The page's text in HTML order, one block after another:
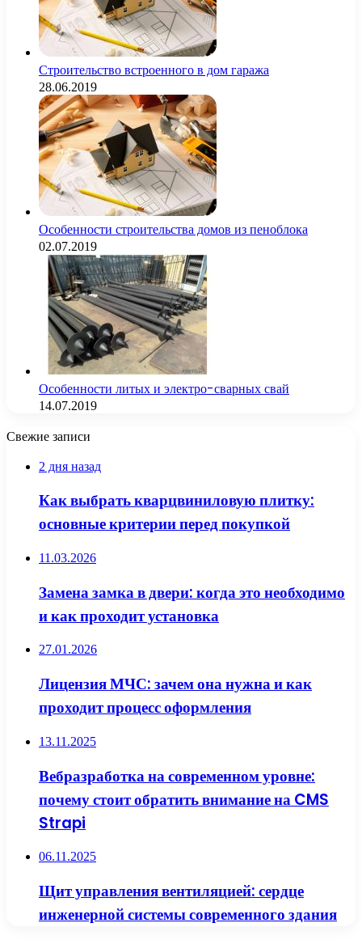
Строительство встроенного в дом гаража
28.06.2019
Особенности строительства домов из пеноблока
02.07.2019
Особенности литых и электро-сварных свай
14.07.2019
Свежие записи
2 дня назад
Как выбрать кварцвиниловую плитку:
основные критерии перед покупкой
11.03.2026
Замена замка в двери: когда это необходимо
и как проходит установка
27.01.2026
Лицензия МЧС: зачем она нужна и как
проходит процесс оформления
13.11.2025
Вебразработка на современном уровне:
почему стоит обратить внимание на CMS
Strapi
06.11.2025
Щит управления вентиляцией: сердце
инженерной системы современного здания